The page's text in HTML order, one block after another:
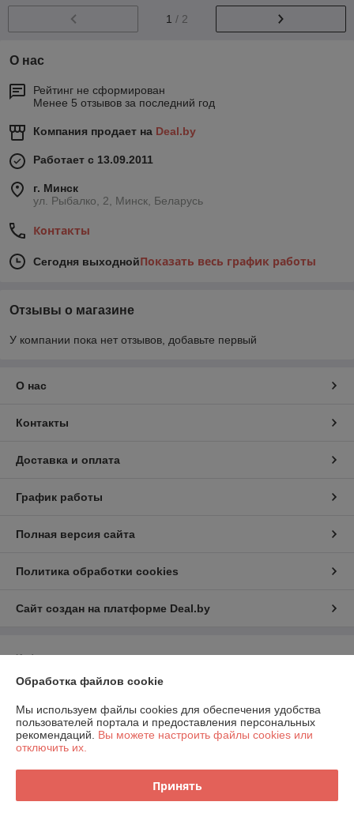
1 / 2
О нас
Рейтинг не сформирован
Менее 5 отзывов за последний год
Компания продает на Deal.by
Работает с 13.09.2011
г. Минск
ул. Рыбалко, 2, Минск, Беларусь
Контакты
Сегодня выходнойПоказать весь график работы
Отзывы о магазине
У компании пока нет отзывов, добавьте первый
О нас
Контакты
Доставка и оплата
График работы
Полная версия сайта
Политика обработки cookies
Сайт создан на платформе Deal.by
Информация для покупателя
Юридическое лицо:ООО "Компания Далибан"
Регистрационный номер ЕГР: 191794732
УНП: 191794732
Регистрационный орган: Администрация московского района
Дата регистрации компании: 06.11.2012
Обработка файлов cookie
Мы используем файлы cookies для обеспечения удобства
пользователей портала и предоставления персональных
рекомендаций. Вы можете настроить файлы cookies или
отключить их.
Принять